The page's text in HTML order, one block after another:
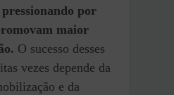
pressionando por
maior
O sucesso desses
vezes depende da
e da